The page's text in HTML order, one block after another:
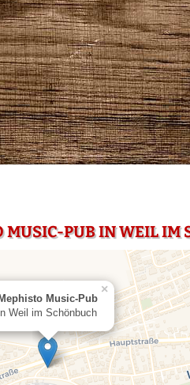
MUSIC-PUB IN WEIL IM
Mephisto Music-Pub
Weil im Schönbuch
×